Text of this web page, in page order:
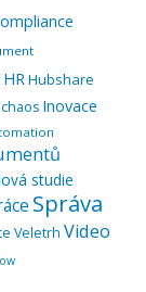
HRHubshare
Inovace
studie
Správa
Veletrh Video